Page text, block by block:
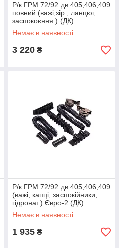
Р/к ГРМ 72/92 дв.405,406,409
повний (важі,зір., ланцюг,
заспокоєння.) (ДК)
406.3906625-О3
Немає в наявності
3 220 ₴
Р/к ГРМ 72/92 дв.405,406,409
(важі, капці, заспокійники,
гідронат.) Євро-2 (ДК)
406.1000115
Немає в наявності
1 935 ₴